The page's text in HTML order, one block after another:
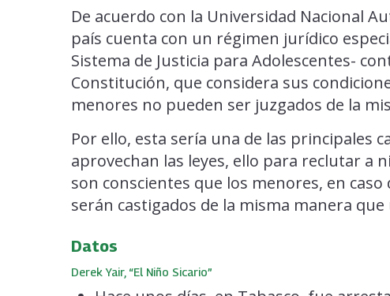
De acuerdo con la Universidad Nacional
país cuenta con un régimen jurídico
Sistema de Justicia para Adolescentes-
Constitución, que considera sus
menores no pueden ser juzgados de la
Por ello, esta sería una de las principales
aprovechan las leyes, ello para reclutar a
son conscientes que los menores, en
serán castigados de la misma manera
Datos
Derek Yair, “El Niño Sicario”